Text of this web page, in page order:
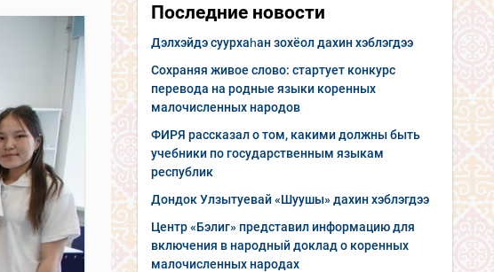
Последние новости
Дэлхэйдэ суурхаһан зохёол дахин хэблэгдээ
Сохраняя живое слово: стартует конкурс
перевода на родные языки коренных
малочисленных народов
ФИРЯ рассказал о том, какими должны быть
учебники по государственным языкам
республик
Дондок Улзытуевай «Шуушы» дахин хэблэгдээ
Центр «Бэлиг» представил информацию для
включения в народный доклад о коренных
малочисленных народах